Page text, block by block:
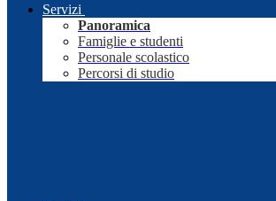
Servizi
Panoramica
Famiglie e studenti
Personale scolastico
Percorsi di studio